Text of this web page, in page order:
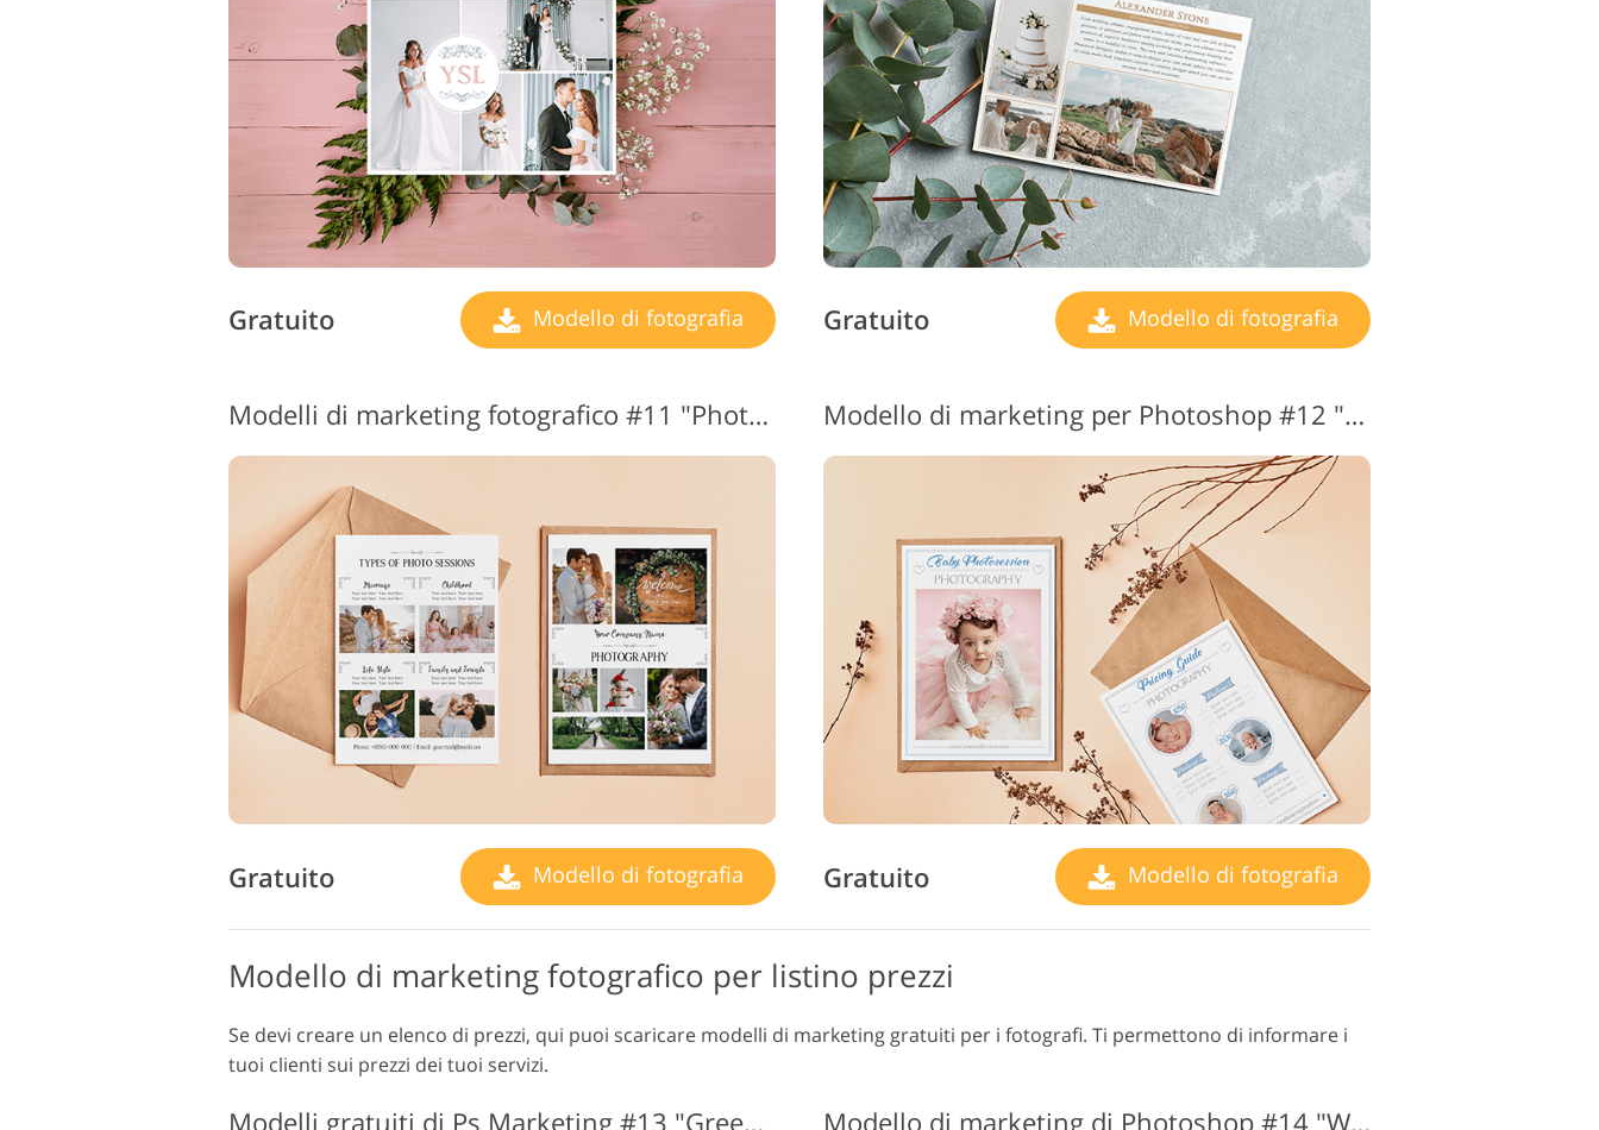
Gratuito Modello di fotografia Gratuito Modello di fotografia
Modelli di marketing fotografico #11 "Photography Flyer"
Gratuito Modello di fotografia
Modello di marketing per Photoshop #12 "Newborn Photography"
Gratuito Modello di fotografia
Modello di marketing fotografico per listino prezzi
Se devi creare un elenco di prezzi, qui puoi scaricare modelli di marketing gratuiti per i fotografi. Ti permettono di informare i
tuoi clienti sui prezzi dei tuoi servizi.
Modelli gratuiti di Ps Marketing #13 "Greeny Prezzi Guide" Modello di marketing di Photoshop #14 "Wedding Price List"